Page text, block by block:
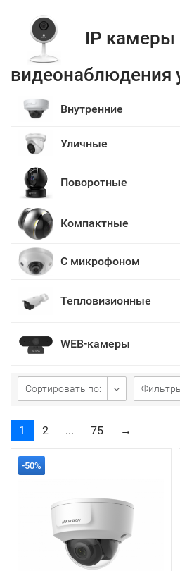
IP камеры
видеонаблюдения
Внутренние
Уличные
Поворотные
Компактные
С микрофоном
Тепловизионные
WEB-камеры
Сортировать по:
1 2 ... 75 →
-50%